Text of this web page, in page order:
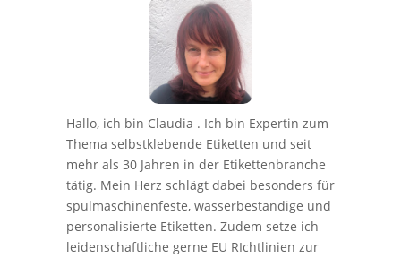
Hallo, ich bin Claudia . Ich bin Expertin zum
Thema selbstklebende Etiketten und seit
mehr als 30 Jahren in der Etikettenbranche
tätig. Mein Herz schlägt dabei besonders für
spülmaschinenfeste, wasserbeständige und
personalisierte Etiketten. Zudem setze ich
leidenschaftliche gerne EU RIchtlinien zur